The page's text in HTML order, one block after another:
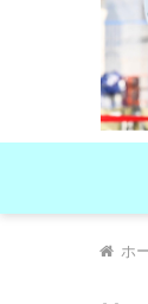
ホ